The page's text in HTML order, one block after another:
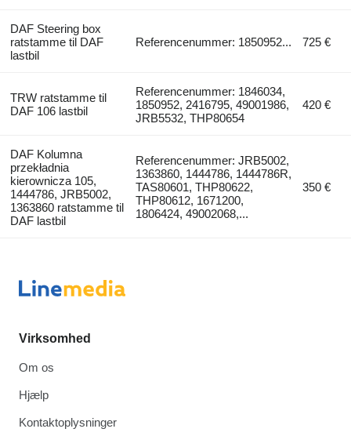
DAF Steering box
ratstamme til DAF
lastbil
Referencenummer: 1850952... 725 €
TRW ratstamme til
DAF 106 lastbil
Referencenummer: 1846034,
1850952, 2416795, 49001986,
JRB5532, THP80654
420 €
DAF Kolumna
przekładnia
kierownicza 105,
1444786, JRB5002,
1363860 ratstamme til
DAF lastbil
Referencenummer: JRB5002,
1363860, 1444786, 1444786R,
TAS80601, THP80622,
THP80612, 1671200,
1806424, 49002068,...
350 €
Virksomhed
Om os
Hjælp
Kontaktoplysninger